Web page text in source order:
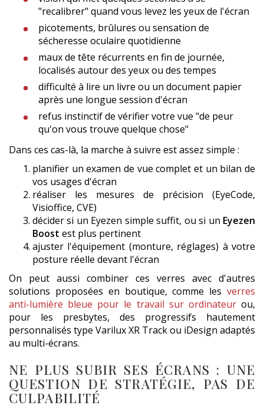
"recalibrer" quand vous levez les yeux de l'écran
picotements, brûlures ou sensation de
sécheresse oculaire quotidienne
maux de tête récurrents en fin de journée,
localisés autour des yeux ou des tempes
difficulté à lire un livre ou un document papier
après une longue session d'écran
refus instinctif de vérifier votre vue "de peur
qu'on vous trouve quelque chose"
Dans ces cas-là, la marche à suivre est assez simple :
planifier un examen de vue complet et un bilan de
vos usages d'écran
réaliser les mesures de précision (EyeCode,
Visioffice, CVE)
décider si un Eyezen simple suffit, ou si un Eyezen
Boost est plus pertinent
ajuster l'équipement (monture, réglages) à votre
posture réelle devant l'écran
On peut aussi combiner ces verres avec d'autres
solutions proposées en boutique, comme les verres
anti-lumière bleue pour le travail sur ordinateurou,
pour les presbytes, des progressifs hautement
personnalisés type Varilux XR Track ou iDesign adaptés
au multi-écrans.
NE PLUS SUBIR SES ÉCRANS : UNE
QUESTION DE STRATÉGIE, PAS DE
CULPABILITÉ